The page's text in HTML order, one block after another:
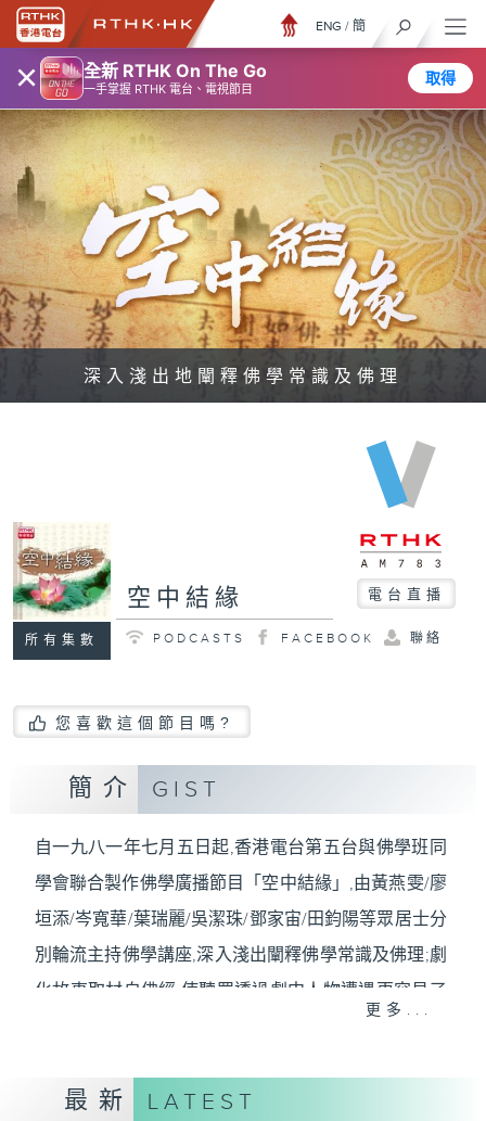
× 全新 RTHK On The Go
一手掌握 RTHK 電台、電視節目
取得
ENG / 簡
深入淺出地闡釋佛學常識及佛理
所有集數
空中結緣 電台直播
PODCASTS FACEBOOK 聯絡
您喜歡這個節目嗎?
簡介 GIST
自一九八一年七月五日起,香港電台第五台與佛學班同
學會聯合製作佛學廣播節目「空中結緣」,由黃燕雯/廖
垣添/岑寬華/葉瑞麗/吳潔珠/鄧家宙/田鈞陽等眾居士分
別輪流主持佛學講座,深入淺出闡釋佛學常識及佛理;劇
化故事取材自佛經,使聽眾透過劇中人物遭遇更容易了
步探討佛學 , 可上網到佛學班同學會的「空中結緣」網
更多...
最新 LATEST